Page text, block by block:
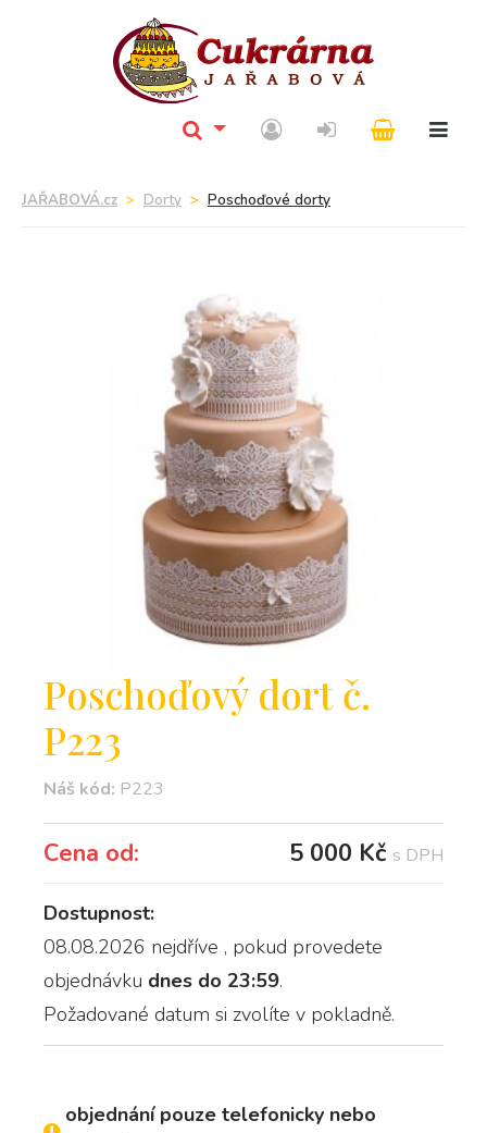
JAŘABOVÁ.cz Dorty Poschoďové dorty
Poschoďový dort č.
P223
Náš kód: P223
Cena od: 5 000 Kč s DPH
Dostupnost:
08.08.2026 nejdříve , pokud provedete
objednávku dnes do 23:59.
Požadované datum si zvolíte v pokladně.
objednání pouze telefonicky nebo